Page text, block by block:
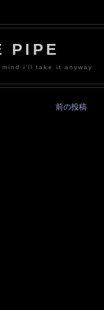
PIPE
i'll take it anyway
前の投稿